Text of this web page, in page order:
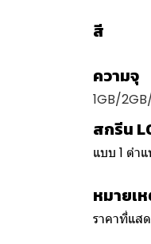
สี
ความจุ
1GB/
สกรีน
แบบ 1 ตำ
หมายเ
ราคาที่แส